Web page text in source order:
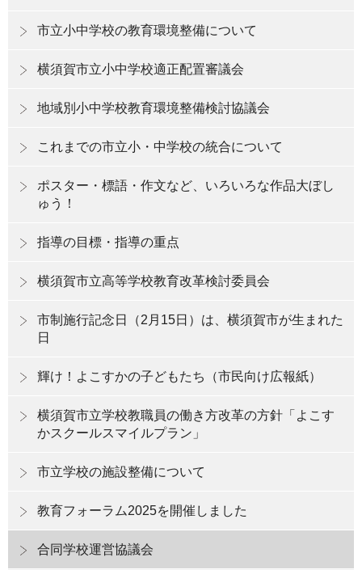
市立小中学校の教育環境整備について
横須賀市立小中学校適正配置審議会
地域別小中学校教育環境整備検討協議会
これまでの市立小・中学校の統合について
ポスター・標語・作文など、いろいろな作品大ぼし
ゅう！
指導の目標・指導の重点
横須賀市立高等学校教育改革検討委員会
市制施行記念日（2月15日）は、横須賀市が生まれた
日
輝け！よこすかの子どもたち（市民向け広報紙）
横須賀市立学校教職員の働き方改革の方針「よこす
かスクールスマイルプラン」
市立学校の施設整備について
教育フォーラム2025を開催しました
合同学校運営協議会